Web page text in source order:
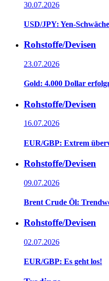
30.07.2026
USD/JPY: Yen-
Rohstoffe/Devisen
23.07.2026
Gold: 4.000 Dollar
Rohstoffe/Devisen
16.07.2026
EUR/GBP: Extrem
Rohstoffe/Devisen
09.07.2026
Brent Crude Öl:
Rohstoffe/Devisen
02.07.2026
EUR/GBP: Es geht los!